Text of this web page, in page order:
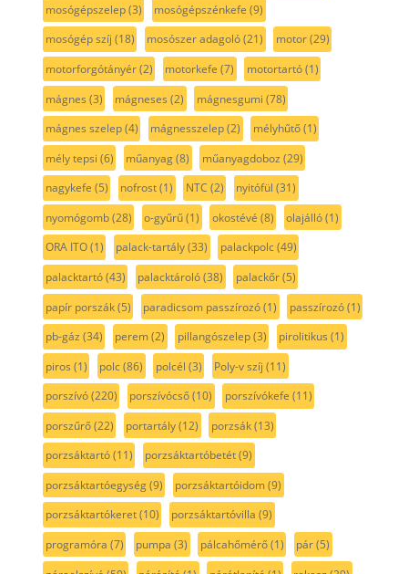
mosógépszelep(3) mosógépszénkefe (9)
mosógép szíj (18) mosószer adagoló(21) motor(29)
motorforgótányér(2) motorkefe (7) motortartó(1)
mágnes (3) mágneses (2) mágnesgumi (78)
mágnes szelep(4) mágnesszelep(2) mélyhűtő(1)
mély tepsi (6) műanyag(8) műanyagdoboz (29)
nagykefe (5) nofrost(1) NTC (2) nyitófül (31)
nyomógomb(28) o-gyűrű(1) okostévé (8) olajálló(1)
ORA ITO(1) palack-tartály(33) palackpolc(49)
palacktartó(43) palacktároló(38) palackőr(5)
papír porszák(5) paradicsom passzírozó(1) passzírozó(1)
pb-gáz (34) perem(2) pillangószelep(3) pirolitikus (1)
piros (1) polc(86) polcél (3) Poly-v szíj (11)
porszívó(220) porszívócső(10) porszívókefe (11)
porszűrő(22) portartály(12) porzsák(13)
porzsáktartó(11) porzsáktartóbetét(9)
porzsáktartóegység(9) porzsáktartóidom(9)
porzsáktartókeret(10) porzsáktartóvilla (9)
programóra (7) pumpa (3) pálcahőmérő(1) pár(5)